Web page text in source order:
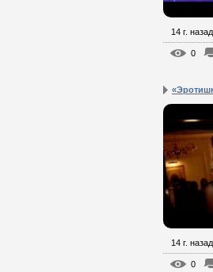
14 г. назад
0
14 г. назад
0